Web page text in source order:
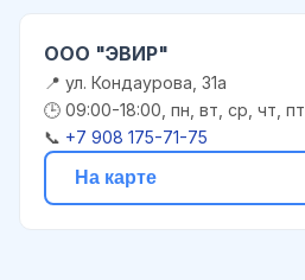
ООО "ЭВИР"
📍 ул. Кондаурова, 31а
🕒 09:00-18:00, пн, вт, ср, чт, пт
📞 +7 908 175-71-75
На карте